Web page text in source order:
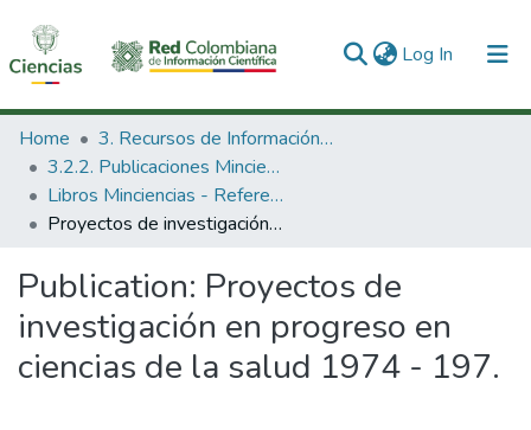
Log In (current)
Communities & Collections
All of DSpace
Statistics
Home
3. Recursos de Información Científica y Tecnológica
3.2.2. Publicaciones Minciencias
Libros Minciencias - Referenciales
Proyectos de investigación en progreso en ciencias de la salud 1974 - 197.
Publication: Proyectos de
investigación en progreso en
ciencias de la salud 1974 - 197.